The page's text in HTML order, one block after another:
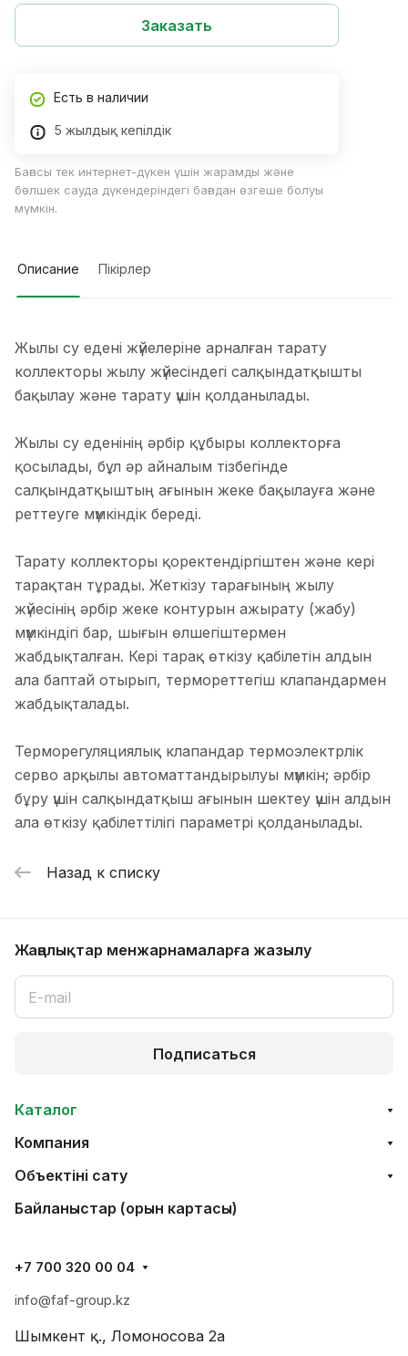
Заказать
Есть в наличии
5 жылдық кепілдік
Бағасы тек интернет-дүкен үшін жарамды және
бөлшек сауда дүкендеріндегі бағадан өзгеше болуы
мүмкін.
Описание Пікірлер
Жылы су едені жүйелеріне арналған тарату
коллекторы жылу жүйесіндегі салқындатқышты
бақылау және тарату үшін қолданылады.
Жылы су еденінің әрбір құбыры коллекторға
қосылады, бұл әр айналым тізбегінде
салқындатқыштың ағынын жеке бақылауға және
реттеуге мүмкіндік береді.
Тарату коллекторы қоректендіргіштен және кері
тарақтан тұрады. Жеткізу тарағының жылу
жүйесінің әрбір жеке контурын ажырату (жабу)
мүмкіндігі бар, шығын өлшегіштермен
жабдықталған. Кері тарақ өткізу қабілетін алдын
ала баптай отырып, термореттегіш клапандармен
жабдықталады.
Терморегуляциялық клапандар термоэлектрлік
серво арқылы автоматтандырылуы мүмкін; әрбір
бұру үшін салқындатқыш ағынын шектеу үшін алдын
ала өткізу қабілеттілігі параметрі қолданылады.
Назад к списку
Жаңалықтар менжарнамаларға жазылу
Подписаться
Каталог
Компания
Объектінi сату
Байланыстар (орын картасы)
+7 700 320 00 04
info@faf-group.kz
Шымкент қ., Ломоносова 2а